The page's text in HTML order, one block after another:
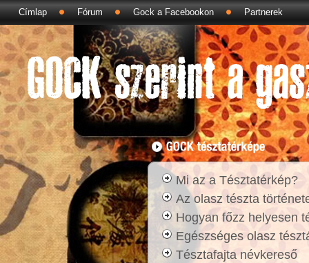
Címlap Fórum Gock a Facebookon Partnerek
Mi az a Tésztatérkép?
Az olasz tészta
Hogyan főzz helyesen
Egészséges olasz
Tésztafajta névkereső